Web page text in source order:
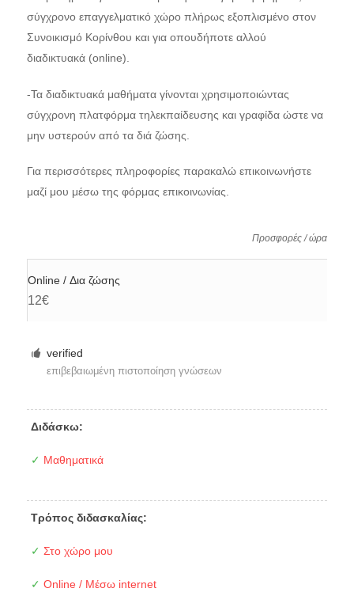
σύγχρονο επαγγελματικό χώρο πλήρως εξοπλισμένο στον
Συνοικισμό Κορίνθου και για οπουδήποτε αλλού
διαδικτυακά (online).
-Τα διαδικτυακά μαθήματα γίνονται χρησιμοποιώντας
σύγχρονη πλατφόρμα τηλεκπαίδευσης και γραφίδα ώστε να
μην υστερούν από τα διά ζώσης.
Για περισσότερες πληροφορίες παρακαλώ επικοινωνήστε
μαζί μου μέσω της φόρμας επικοινωνίας.
Προσφορές / ώρα
Online / Δια ζώσης
12€
verified
επιβεβαιωμένη πιστοποίηση γνώσεων
Διδάσκω:
✓ Μαθηματικά
Τρόπος διδασκαλίας:
✓ Στο χώρο μου
✓ Online / Μέσω internet